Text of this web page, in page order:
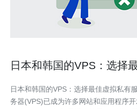
日本和韩国的VPS：选择
日本和韩国的VPS：选择最佳虚拟私有服务器供
务器(VPS)已成为许多网站和应用程序